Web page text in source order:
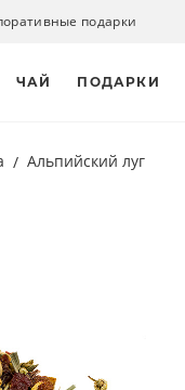
подарки
ЧАЙ ПОДАРКИ
Альпийский луг